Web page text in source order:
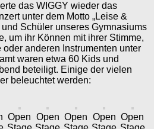
das WIGGY wieder das
unter dem Motto „Leise &
Schüler unseres Gymnasiums
um ihr Können mit ihrer Stimme,
anderen Instrumenten unter
waren etwa 60 Kids und
beteiligt. Einige der vielen
beleuchtet werden:
Open Open Open Open Open